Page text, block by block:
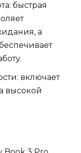
быстрая
а
включает
высокой